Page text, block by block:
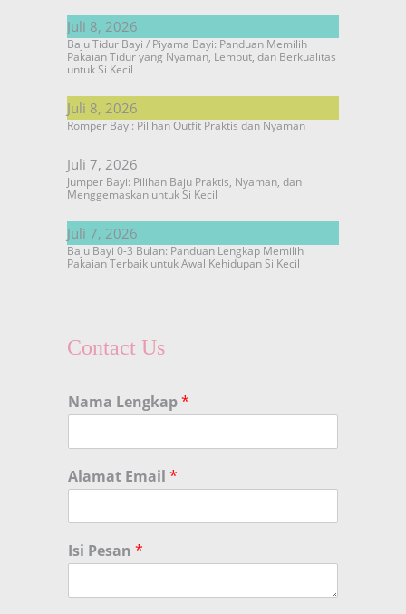
Juli 8, 2026
Baju Tidur Bayi / Piyama Bayi: Panduan Memilih
Pakaian Tidur yang Nyaman, Lembut, dan Berkualitas
untuk Si Kecil
Juli 8, 2026
Romper Bayi: Pilihan Outfit Praktis dan Nyaman
Juli 7, 2026
Jumper Bayi: Pilihan Baju Praktis, Nyaman, dan
Menggemaskan untuk Si Kecil
Juli 7, 2026
Baju Bayi 0-3 Bulan: Panduan Lengkap Memilih
Pakaian Terbaik untuk Awal Kehidupan Si Kecil
Contact Us
Nama Lengkap*
Alamat Email *
Isi Pesan *